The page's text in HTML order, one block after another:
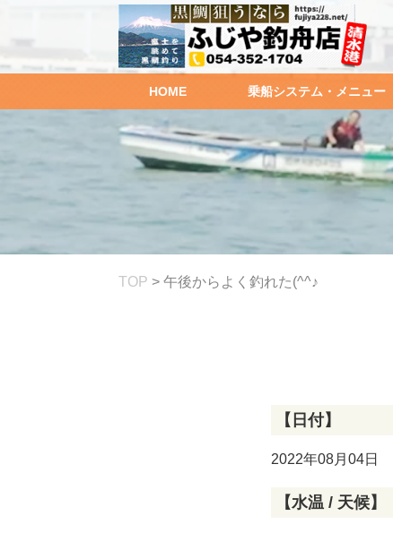
HOME 乗船システム・メニュー
TOP > 午後からよく釣れた(^^♪
【日付】
2022年08月04日
【水温 / 天候】